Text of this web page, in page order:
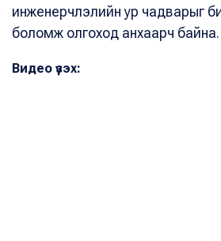
инженерчлэлийн ур чадварыг
боломж олгоход анхаарч байна.
Видео үзэх: